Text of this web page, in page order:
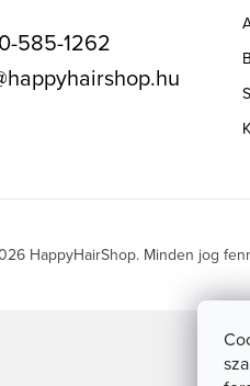
585-1262
happyhairshop.hu
HappyHairShop. Minden jog